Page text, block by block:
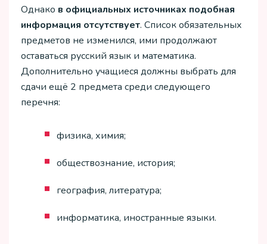
Однако в официальных источниках подобная
информация отсутствует. Список обязательных
предметов не изменился, ими продолжают
оставаться русский язык и математика.
Дополнительно учащиеся должны выбрать для
сдачи ещё 2 предмета среди следующего
перечня:
физика, химия;
обществознание, история;
география, литература;
информатика, иностранные языки.